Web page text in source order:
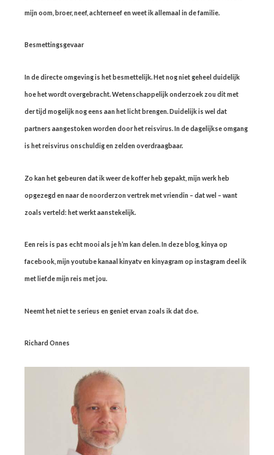
mijn oom, broer, neef, achterneef en weet ik allemaal in de familie.
Besmettingsgevaar
In de directe omgeving is het besmettelijk. Het nog niet geheel duidelijk
hoe het wordt overgebracht. Wetenschappelijk onderzoek zou dit met
der tijd mogelijk nog eens aan het licht brengen. Duidelijk is wel dat
partners aangestoken worden door het reisvirus. In de dagelijkse omgang
is het reisvirus onschuldig en zelden overdraagbaar.
Zo kan het gebeuren dat ik weer de koffer heb gepakt, mijn werk heb
opgezegd en naar de noorderzon vertrek met vriendin – dat wel – want
zoals verteld: het werkt aanstekelijk.
Een reis is pas echt mooi als je h’m kan delen. In deze blog, kinya op
facebook, mijn youtube kanaal kinyatv en kinyagram op instagram deel ik
met liefde mijn reis met jou.
Neemt het niet te serieus en geniet ervan zoals ik dat doe.
Richard Onnes